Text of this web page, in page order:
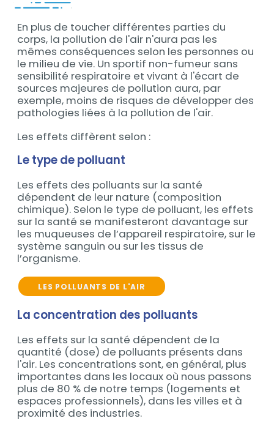
Contenu
En plus de toucher différentes parties du
corps, la pollution de l'air n'aura pas les
mêmes conséquences selon les personnes ou
le milieu de vie. Un sportif non-fumeur sans
sensibilité respiratoire et vivant à l'écart de
sources majeures de pollution aura, par
exemple, moins de risques de développer des
pathologies liées à la pollution de l'air.
Les effets diffèrent selon :
Le type de polluant
Contenu
Les effets des polluants sur la santé
dépendent de leur nature (composition
chimique). Selon le type de polluant, les effets
sur la santé se manifesteront davantage sur
les muqueuses de l’appareil respiratoire, sur le
système sanguin ou sur les tissus de
l’organisme.
LES POLLUANTS DE L'AIR
La concentration des polluants
Contenu
Les effets sur la santé dépendent de la
quantité (dose) de polluants présents dans
l'air. Les concentrations sont, en général, plus
importantes dans les locaux où nous passons
plus de 80 % de notre temps (logements et
espaces professionnels), dans les villes et à
proximité des industries.